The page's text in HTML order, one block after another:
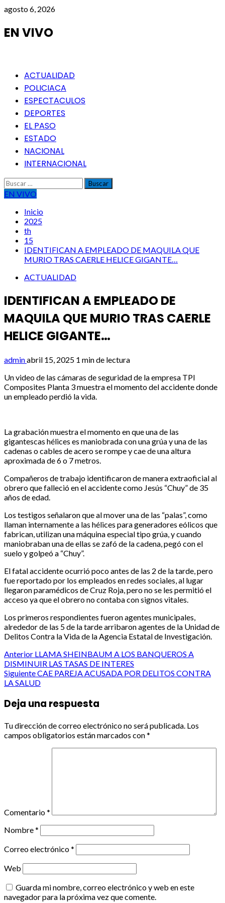
Saltar
contenido
agosto 6, 2026
EN VIVO
Menú
principal
ACTUALIDAD
POLICIACA
ESPECTACULOS
DEPORTES
EL PASO
ESTADO
NACIONAL
INTERNACIONAL
Buscar:
EN VIVO
Inicio
2025
th
15
IDENTIFICAN A EMPLEADO DE MAQUILA QUE
MURIO TRAS CAERLE HELICE GIGANTE…
ACTUALIDAD
IDENTIFICAN A EMPLEADO DE
MAQUILA QUE MURIO TRAS CAERLE
HELICE GIGANTE…
adminabril 15, 2025 1 min de lectura
Un video de las cámaras de seguridad de la empresa TPI
Composites Planta 3 muestra el momento del accidente donde
un empleado perdió la vida.
La grabación muestra el momento en que una de las
gigantescas hélices es maniobrada con una grúa y una de las
cadenas o cables de acero se rompe y cae de una altura
aproximada de 6 o 7 metros.
Compañeros de trabajo identificaron de manera extraoficial al
obrero que falleció en el accidente como Jesús “Chuy” de 35
años de edad.
Los testigos señalaron que al mover una de las “palas”, como
llaman internamente a las hélices para generadores eólicos que
fabrican, utilizan una máquina especial tipo grúa, y cuando
maniobraban una de ellas se zafó de la cadena, pegó con el
suelo y golpeó a “Chuy”.
El fatal accidente ocurrió poco antes de las 2 de la tarde, pero
fue reportado por los empleados en redes sociales, al lugar
llegaron paramédicos de Cruz Roja, pero no se les permitió el
acceso ya que el obrero no contaba con signos vitales.
Los primeros respondientes fueron agentes municipales,
alrededor de las 5 de la tarde arribaron agentes de la Unidad de
Delitos Contra la Vida de la Agencia Estatal de Investigación.
Post
navigation
Anterior LLAMA SHEINBAUM A LOS BANQUEROS A
DISMINUIR LAS TASAS DE INTERES
SiguienteCAE PAREJA ACUSADA POR DELITOS CONTRA
LA SALUD
Deja una respuesta
Tu dirección de correo electrónico no será publicada. Los
campos obligatorios están marcados con*
Comentario*
Nombre*
Correo electrónico*
Web
Guarda mi nombre, correo electrónico y web en este
navegador para la próxima vez que comente.